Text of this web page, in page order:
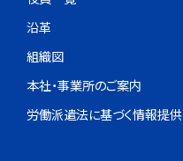
沿革
組織図
本社・事業所のご案内
労働派遣法に基づく情報提供